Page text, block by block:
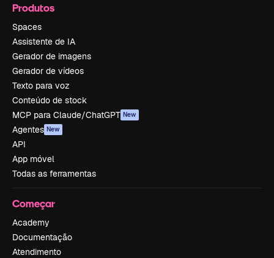
Produtos
Spaces
Assistente de IA
Gerador de imagens
Gerador de vídeos
Texto para voz
Conteúdo de stock
MCP para Claude/ChatGPT New
Agentes New
API
App móvel
Todas as ferramentas
Começar
Academy
Documentação
Atendimento